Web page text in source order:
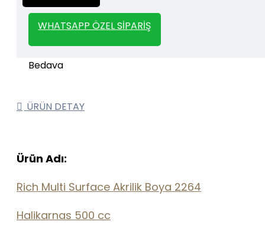
WHATSAPP ÖZEL SIPARIŞ
geçebilirsiniz.
ÜRÜN DETAY
Ürün Adı:
Rich Multi Surface Akrilik Boya 2264
Halikarnas 500 cc